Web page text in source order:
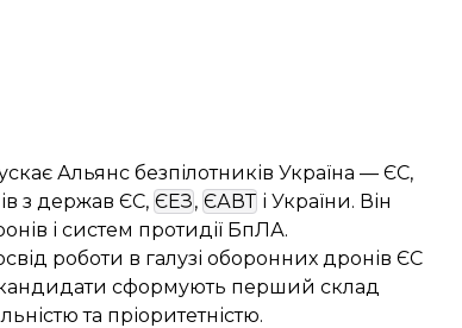
Альянс безпілотників Україна — ЄС,
з держав ЄС, ЄЕЗ, ЄАВТ і України. Він
і систем протидії БпЛА.
роботи в галузі оборонних дронів ЄС
кандидати сформують перший склад
та пріоритетністю.